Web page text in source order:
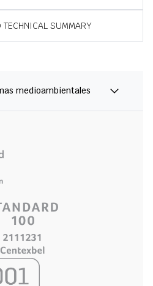
TECHNICAL SUMMARY
medioambientales